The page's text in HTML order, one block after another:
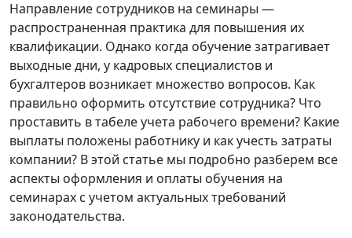
Направление сотрудников на семинары —
распространенная практика для повышения их
квалификации. Однако когда обучение затрагивает
выходные дни, у кадровых специалистов и
бухгалтеров возникает множество вопросов. Как
правильно оформить отсутствие сотрудника? Что
проставить в табеле учета рабочего времени? Какие
выплаты положены работнику и как учесть затраты
компании? В этой статье мы подробно разберем все
аспекты оформления и оплаты обучения на
семинарах с учетом актуальных требований
законодательства.